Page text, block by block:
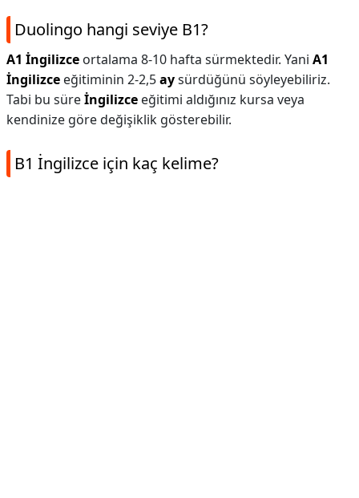
Duolingo hangi seviye B1?
A1 İngilizce ortalama 8-10 hafta sürmektedir. Yani A1
İngilizce eğitiminin 2-2,5aysürdüğünü söyleyebiliriz.
Tabi bu süreİngilizce eğitimi aldığınız kursa veya
kendinize göre değişiklik gösterebilir.
B1 İngilizce için kaç kelime?